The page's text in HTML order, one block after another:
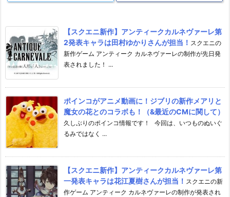
【スクエニ新作】アンティークカルネヴァーレ第
2発表キャラは田村ゆかりさんが担当！ スクエニの
新作ゲーム アンティーク カルネヴァーレの制作が先日発
表されました！ ...
ポインコがアニメ動画に！ジブリの新作メアリと
魔女の花とのコラボも！（&最近のCMに関して）
久しぶりのポインコ情報です！ 今回は、いつものぬいぐ
るみではなく ...
【スクエニ新作】アンティークカルネヴァーレ第
一発表キャラは花江夏樹さんが担当！ スクエニの新
作ゲーム アンティーク カルネヴァーレの制作が発表され